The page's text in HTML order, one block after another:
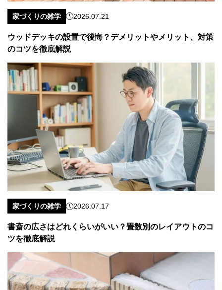
家づくりの雑学 2026.07.21
ウッドデッキの設置で後悔？デメリットやメリット、対策
のコツを徹底解説
家づくりの雑学 2026.07.17
書斎の広さはどれくらいがいい？畳数別のレイアウトのコ
ツを徹底解説